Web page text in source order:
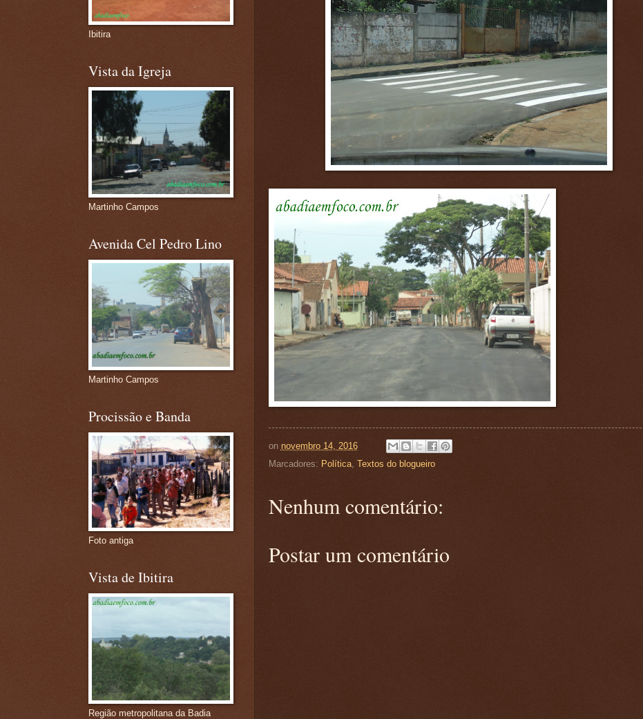
on novembro 14, 2016
Marcadores: Política, Textos do blogueiro
Nenhum comentário:
Postar um comentário
Ibitira
Vista da Igreja
Martinho Campos
Avenida Cel Pedro Lino
Martinho Campos
Procissão e Banda
Foto antiga
Vista de Ibitira
Região metropolitana da Badia